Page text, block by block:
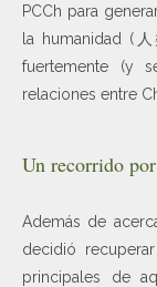
PCCh para
la humanidad (
fuertemente (y
relaciones entre
Un recorrido
Además de
decidió
principales de